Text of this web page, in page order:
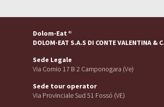
Dolom-Eat ®
DOLOM-EAT S.A.S DI CONTE VALENTINA & C.
Sede Legale
Via Cornio 17 B 2 Camponogara (Ve)
Sede tour operator
Via Provinciale Sud 51 Fossó (VE)